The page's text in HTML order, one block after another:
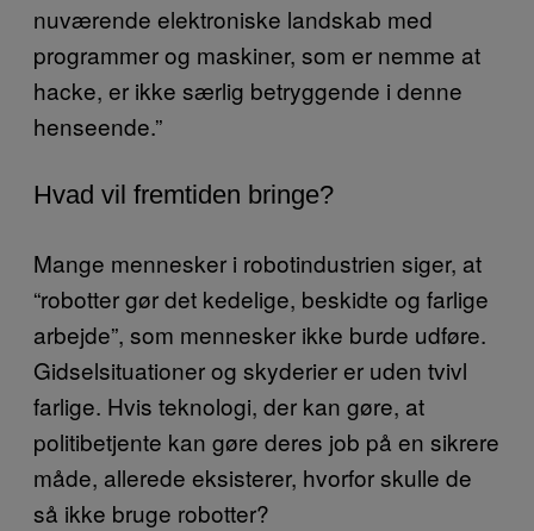
nuværende elektroniske landskab med
programmer og maskiner, som er nemme at
hacke, er ikke særlig betryggende i denne
henseende.”
Hvad vil fremtiden bringe?
Mange mennesker i robotindustrien siger, at
“robotter gør det kedelige, beskidte og farlige
arbejde”, som mennesker ikke burde udføre.
Gidselsituationer og skyderier er uden tvivl
farlige. Hvis teknologi, der kan gøre, at
politibetjente kan gøre deres job på en sikrere
måde, allerede eksisterer, hvorfor skulle de
så ikke bruge robotter?